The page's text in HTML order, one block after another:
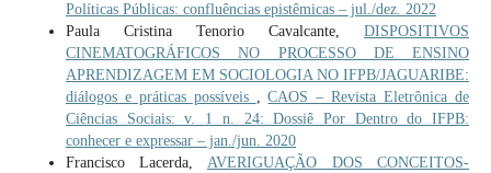
Políticas Públicas: confluências epistêmicas – jul./dez. 2022
Paula Cristina Tenorio Cavalcante,DISPOSITIVOS
CINEMATOGRÁFICOS NO PROCESSO DE ENSINO
APRENDIZAGEM EM SOCIOLOGIA NO IFPB/JAGUARIBE:
diálogos e práticas possíveis ,CAOS – Revista Eletrônica de
Ciências Sociais: v. 1 n. 24: Dossiê Por Dentro do IFPB:
conhecer e expressar – jan./jun. 2020
Francisco Lacerda, AVERIGUAÇÃO DOS CONCEITOS-